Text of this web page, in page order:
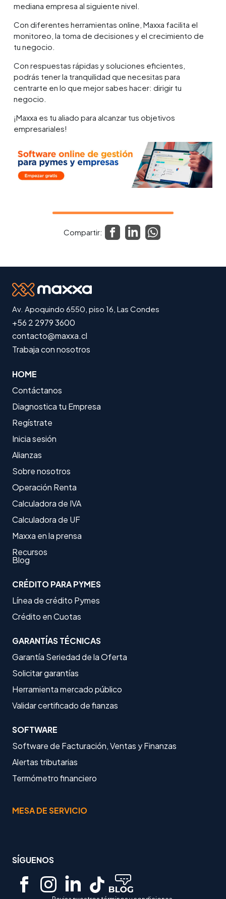
mediana empresa al siguiente nivel.
Con diferentes herramientas online, Maxxa facilita el
monitoreo, la toma de decisiones y el crecimiento de
tu negocio.
Con respuestas rápidas y soluciones eficientes,
podrás tener la tranquilidad que necesitas para
centrarte en lo que mejor sabes hacer: dirigir tu
negocio.
¡Maxxa es tu aliado para alcanzar tus objetivos
empresariales!
Compartir:
Av. Apoquindo 6550, piso 16, Las Condes
+56 2 2979 3600
contacto@maxxa.cl
Trabaja con nosotros
HOME
Contáctanos
Diagnostica tu Empresa
Regístrate
Inicia sesión
Alianzas
Sobre nosotros
Operación Renta
Calculadora de IVA
Calculadora de UF
Maxxa en la prensa
Recursos
Blog
CRÉDITO PARA PYMES
Línea de crédito Pymes
Crédito en Cuotas
GARANTÍAS TÉCNICAS
Garantía Seriedad de la Oferta
Solicitar garantías
Herramienta mercado público
Validar certificado de fianzas
SOFTWARE
Software de Facturación, Ventas y Finanzas
Alertas tributarias
Termómetro financiero
MESA DE SERVICIO
SÍGUENOS